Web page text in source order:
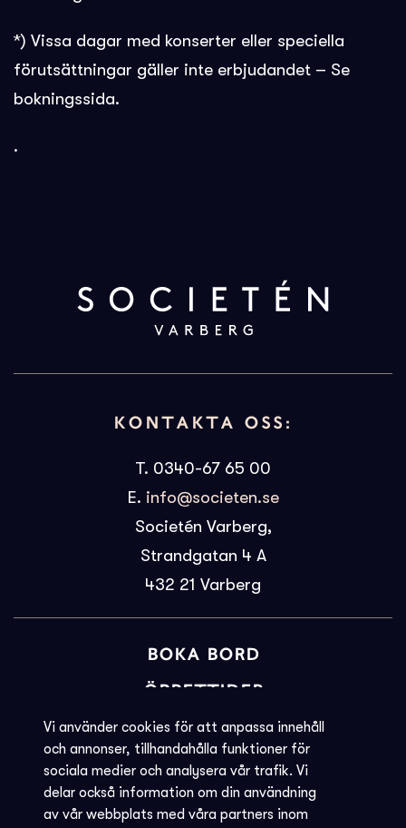
Vi använder cookies för att anpassa innehåll
och annonser, tillhandahålla funktioner för
sociala medier och analysera vår trafik. Vi
delar också information om din användning
av vår webbplats med våra partners inom
*) Vissa dagar med konserter eller speciella
förutsättningar gäller inte erbjudandet – Se
bokningssida.
.
KONTAKTA OSS:
T. 0340-67 65 00
E. info@societen.se
Societén Varberg,
Strandgatan 4 A
432 21 Varberg
BOKA BORD
ÖPPETTIDER
BILJETTINFORMATION
KVARGLÖMT
Societéns policy